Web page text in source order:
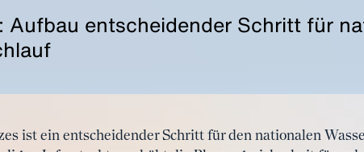
entscheidender Schritt für
ist ein entscheidender Schritt für den nationalen